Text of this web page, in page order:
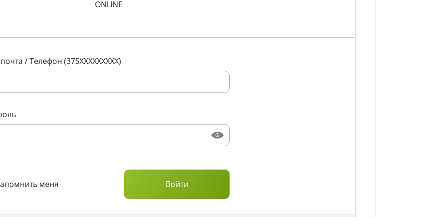
ONLINE
/ Телефон (375XXXXXXXXX)
меня